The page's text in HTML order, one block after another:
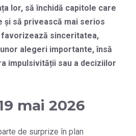
lor, să închidă capitole care
și să privească mai serios
sinceritatea,
alegeri importante, însă
impulsivității sau a deciziilor
mai 2026
de surprize în plan